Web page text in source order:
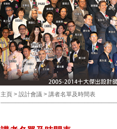
主頁 > 設計會議 > 講者名單及時間表